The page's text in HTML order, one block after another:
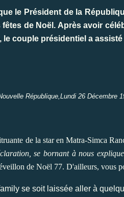
le Président de la
de Noël. Après avoir
couple présidentiel a
République,Lundi 26 Décembre
de la star en Matra-Simca
se bornant à nous
de Noël 77. D'ailleurs, vous
se soit laissée aller à